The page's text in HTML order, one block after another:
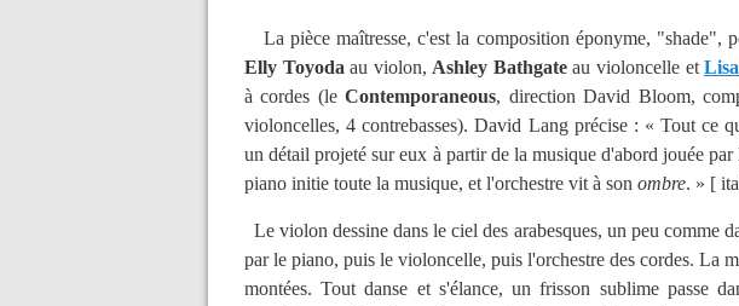
La pièce maîtresse, c'est la composition éponyme, "shade",
Elly Toyoda au violon, Ashley Bathgateau violoncelle et
à cordes (leContemporaneous, direction David Bloom,
violoncelles, 4 contrebasses). David Lang précise : « Tout ce
un détail projeté sur eux à partir de la musique d'abord jouée
piano initie toute la musique, et l'orchestre vit à son ombre. » [
Le violon dessine dans le ciel des arabesques, un peu comme
par le piano, puis le violoncelle, puis l'orchestre des cordes. La
montées. Tout danse et s'élance, un frisson sublime passe